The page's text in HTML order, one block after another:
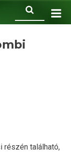
részén található,